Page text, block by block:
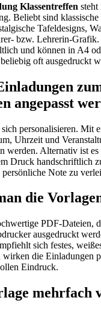
Klassentreffen steht
Beliebt sind
Tafeldesigns,
bzw. Lehrerin-
und können in A4
oft ausgedruckt
angepasst
personalisieren. Mit
Uhrzeit und
werden. Alternativ ist
Druck handschriftlich
persönliche Note zu
die
PDF-Dateien,
ausgedruckt
sich festes,
die Einladungen
Eindruck.
mehrfach